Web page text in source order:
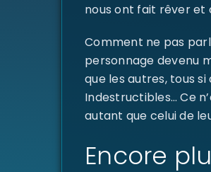
nous ont fait rêver et
Comment ne pas
personnage devenu
que les autres, tous
Indestructibles… Ce
autant que celui de
Encore